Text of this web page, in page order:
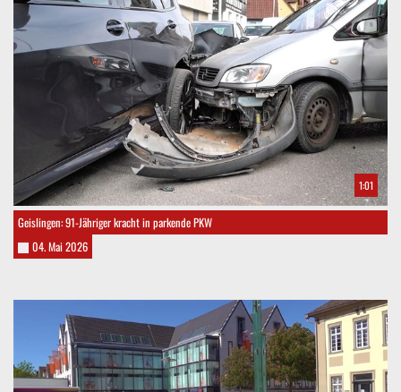
1:01
Geislingen: 91-Jähriger kracht in parkende PKW
04. Mai 2026